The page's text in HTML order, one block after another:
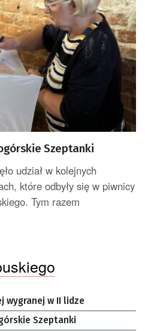
Szeptanki
udział w kolejnych
które odbyły się w piwnicy
Tym razem
wygranej w II lidze
Szeptanki